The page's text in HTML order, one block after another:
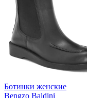
Ботинки женские
Bengzo Baldini